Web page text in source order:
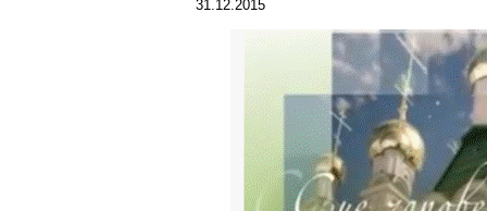
31.12.2015